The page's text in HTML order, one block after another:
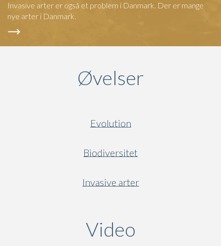
Invasive arter er også et problem i Danmark. Der er mange
nye arter i Danmark.
Øvelser
Evolution
Biodiversitet
Invasive arter
Video